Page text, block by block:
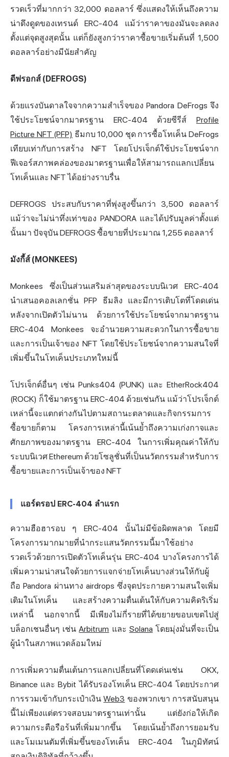
รวดเร็วที่มากกว่า 32,000 ดอลลาร์ ซึ่งแสดงให้เห็นถึงความ
น่าดึงดูดของเทรนด์ ERC-404 แม้ว่าราคาของมันจะลดลง
ตั้งแต่จุดสูงสุดนั้น แต่ก็ยังสูงกว่าราคาซื้อขายเริ่มต้นที่ 1,500
ดอลลาร์อย่างมีนัยสำคัญ
ดีฟรอกส์ (DEFROGS)
ด้วยแรงบันดาลใจจากความสำเร็จของ Pandora DeFrogs จึง
ใช้ประโยชน์จากมาตรฐาน ERC-404 ด้วยซีรีส์ Profile
Picture NFT (PFP) ธีมกบ 10,000 ชุด การซื้อโทเค็น DeFrogs
เทียบเท่ากับการสร้าง NFT โดยโปรเจ็กต์ใช้ประโยชน์จาก
ฟีเจอร์สภาพคล่องของมาตรฐานเพื่อให้สามารถแลกเปลี่ยน
โทเค็นและ NFT ได้อย่างราบรื่น
DEFROGS ประสบกับราคาที่พุ่งสูงขึ้นกว่า 3,500 ดอลลาร์
แม้ว่าจะไม่น่าทึ่งเท่าของ PANDORA และได้ปรับมูลค่าตั้งแต่
นั้นมา ปัจจุบัน DEFROGS ซื้อขายที่ประมาณ 1,255 ดอลลาร์
มังกี้ส์ (MONKEES)
Monkees ซึ่งเป็นส่วนเสริมล่าสุดของระบบนิเวศ ERC-404
นำเสนอคอลเลกชั่น PFP ธีมลิง และมีการเติบโตที่โดดเด่น
หลังจากเปิดตัวไม่นาน ด้วยการใช้ประโยชน์จากมาตรฐาน
ERC-404 Monkees จะอำนวยความสะดวกในการซื้อขาย
และการเป็นเจ้าของ NFT โดยใช้ประโยชน์จากความสนใจที่
เพิ่มขึ้นในโทเค็นประเภทใหม่นี้
โปรเจ็กต์อื่นๆ เช่น Punks404 (PUNK) และ EtherRock404
(ROCK) ก็ใช้มาตรฐาน ERC-404 ด้วยเช่นกัน แม้ว่าโปรเจ็กต์
เหล่านี้จะแตกต่างกันไปตามสถานะตลาดและกิจกรรมการ
ซื้อขายก็ตาม โครงการเหล่านี้เน้นย้ำถึงความเก่งกาจและ
ศักยภาพของมาตรฐาน ERC-404 ในการเพิ่มคุณค่าให้กับ
ระบบนิเวศ Ethereum ด้วยโซลูชั่นที่เป็นนวัตกรรมสำหรับการ
ซื้อขายและการเป็นเจ้าของ NFT
แอร์ดรอป ERC-404 ลำแรก
ความฮือฮารอบ ๆ ERC-404 นั้นไม่มีข้อผิดพลาด โดยมี
โครงการมากมายที่นำกระแสนวัตกรรมนี้มาใช้อย่าง
รวดเร็วด้วยการเปิดตัวโทเค็นรุ่น ERC-404 บางโครงการได้
เพิ่มความน่าสนใจด้วยการแจกจ่ายโทเค็นบางส่วนให้กับผู้
ถือ Pandora ผ่านทาง airdrops ซึ่งจุดประกายความสนใจเพิ่ม
เติมในโทเค็น และสร้างความตื่นเต้นให้กับความคิดริเริ่ม
เหล่านี้ นอกจากนี้ มีเพียงไม่กี่รายที่ได้ขยายขอบเขตไปสู่
บล็อกเชนอื่นๆ เช่นArbitrum และ Solana โดยมุ่งมั่นที่จะเป็น
ผู้นำในสภาพแวดล้อมใหม่
การเพิ่มความตื่นเต้นการแลกเปลี่ยนที่โดดเด่นเช่น OKX,
Binance และ Bybit ได้รับรองโทเค็น ERC-404 โดยประกาศ
การรวมเข้ากับกระเป๋าเงินWeb3 ของพวกเขา การสนับสนุน
นี้ไม่เพียงแต่ตรวจสอบมาตรฐานเท่านั้น แต่ยังก่อให้เกิด
ความกระตือรือร้นที่เพิ่มมากขึ้น โดยเน้นย้ำถึงการยอมรับ
และโมเมนตัมที่เพิ่มขึ้นของโทเค็น ERC-404 ในภูมิทัศน์